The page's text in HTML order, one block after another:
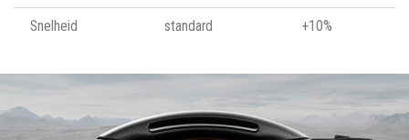
Snelheid standard +10%